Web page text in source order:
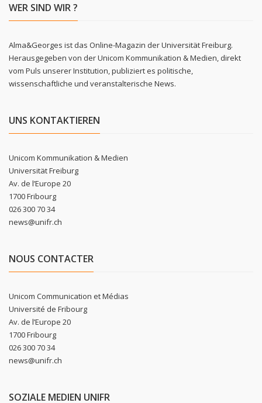
WER SIND WIR ?
Alma&Georges ist das Online-Magazin der Universität Freiburg.
Herausgegeben von der Unicom Kommunikation & Medien, direkt
vom Puls unserer Institution, publiziert es politische,
wissenschaftliche und veranstalterische News.
UNS KONTAKTIEREN
Unicom Kommunikation & Medien
Universität Freiburg
Av. de l’Europe 20
1700 Fribourg
026 300 70 34
news@unifr.ch
NOUS CONTACTER
Unicom Communication et Médias
Université de Fribourg
Av. de l’Europe 20
1700 Fribourg
026 300 70 34
news@unifr.ch
SOZIALE MEDIEN UNIFR